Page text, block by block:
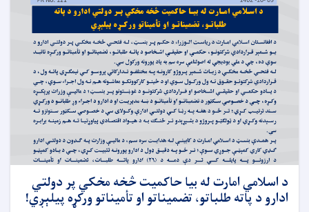
د اسلامي امارت له بیا حاکمیت څخه مخکي پر دولتي
ادارو د پاته طلباتو، تضمیناتو او تأمیناتو ورکړه پیلېږي!